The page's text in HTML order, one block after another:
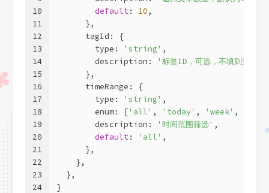
10
11
12
13
14
15
16
17
18
19
20
21
22
23
24
default: 10,
      },
      tagId: {
        type:
'string' ,
        description:
'标签ID，可选，不填则查询
      },
      timeRange: {
        type:
'string' ,
        enum: [
'all' , 'today' , 'week' ,
        description:
'时间范围筛选' ,
default: 'all' ,
      },
    },
  },
}